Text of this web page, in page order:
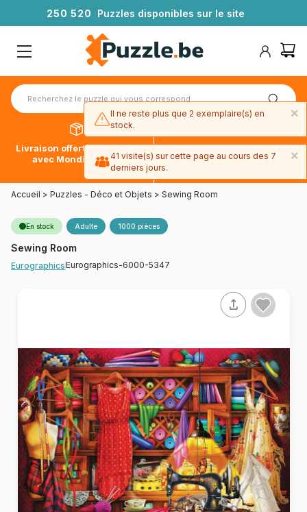
250 520 Puzzles disponibles sur le site
Livraison offerte dès 39€*
avec Mondial Relay
Paiement en 4x sans frais
avec Paypal
Accueil > Puzzles - Déco et Objets > Sewing Room
En stock Adulte 1000 pièces
Sewing Room
EurographicsEurographics-6000-5347
×
Il ne reste plus que 2 exemplaire(s) en
stock.
×
41 visite(s) sur cette page au cours des 7
derniers jours.